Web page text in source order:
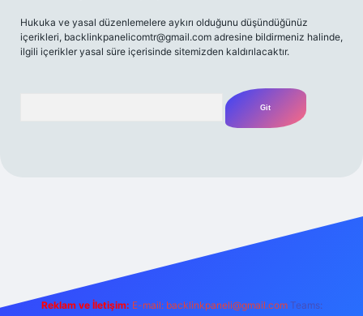
Hukuka ve yasal düzenlemelere aykırı olduğunu düşündüğünüz
içerikleri, backlinkpanelicomtr@gmail.com adresine bildirmeniz halinde,
ilgili içerikler yasal süre içerisinde sitemizden kaldırılacaktır.
Reklam ve İletişim: E-mail: backlinkpaneli@gmail.com Teams: